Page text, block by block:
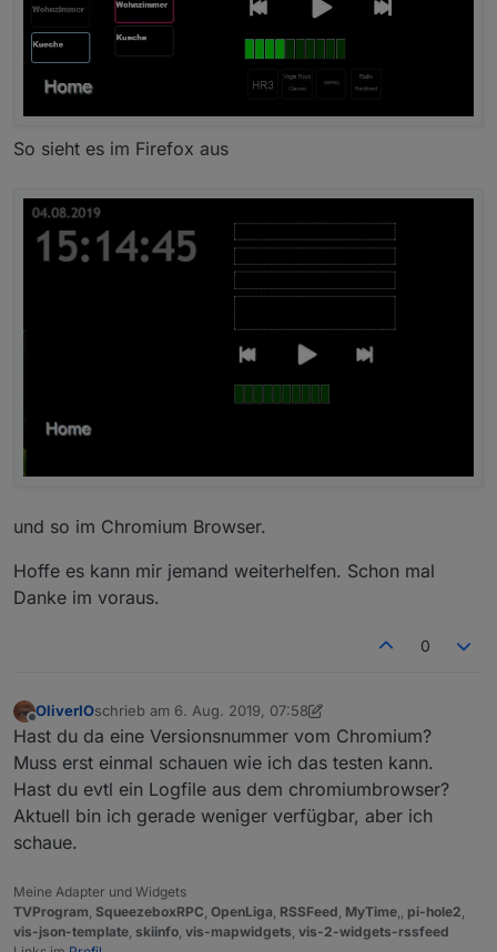
So sieht es im Firefox aus
und so im Chromium Browser.
Hoffe es kann mir jemand weiterhelfen. Schon mal
Danke im voraus.
0
Offline
OliverIOschrieb am 6. Aug. 2019, 07:58
zuletzt editiert von OliverIO 8. Juni 2019, 10:29
Hast du da eine Versionsnummer vom Chromium?
Muss erst einmal schauen wie ich das testen kann.
Hast du evtl ein Logfile aus dem chromiumbrowser?
Aktuell bin ich gerade weniger verfügbar, aber ich
schaue.
Meine Adapter und Widgets
TVProgram, SqueezeboxRPC, OpenLiga, RSSFeed, MyTime,, pi-hole2,
vis-json-template, skiinfo, vis-mapwidgets, vis-2-widgets-rssfeed